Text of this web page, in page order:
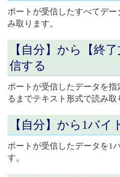
ポートが受信したすべてデ
み取ります。
【自分】から【終
信する
ポートが受信したデータを
るまでテキスト形式で読み取
【自分】から 1バイ
ポートが受信したデータを1
す。